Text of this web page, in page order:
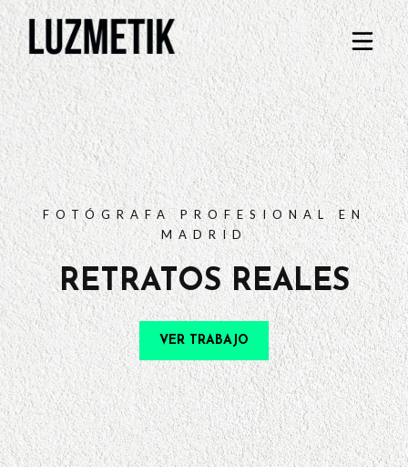
TARIFAS
PREGUNTAS FRECUENTES
CONTACTO
FOTÓGRAFA PROFESIONAL EN
MADRID
RETRATOS REALES
VER TRABAJO